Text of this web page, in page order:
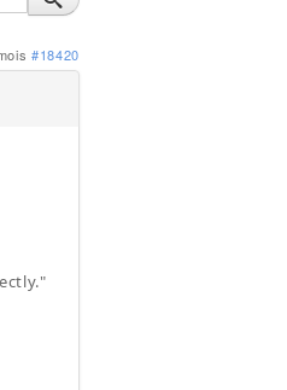
#18420